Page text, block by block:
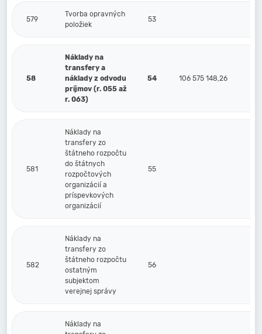
579
Tvorba opravných
položiek
53
58
Náklady na
transfery a
náklady z odvodu
príjmov (r. 055 až
r. 063)
54 106 575 148,26
581
Náklady na
transfery zo
štátneho rozpočtu
do štátnych
rozpočtových
organizácií a
príspevkových
organizácií
55
582
Náklady na
transfery zo
štátneho rozpočtu
ostatným
subjektom
verejnej správy
56
Náklady na